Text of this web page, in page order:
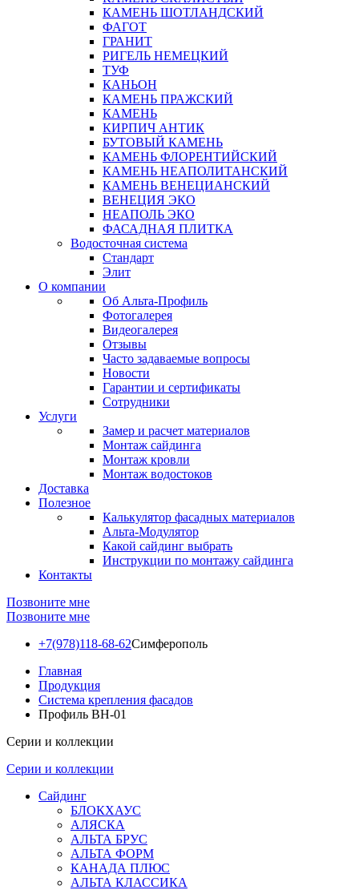
КАМЕНЬ ШОТЛАНДСКИЙ
ФАГОТ
ГРАНИТ
РИГЕЛЬ НЕМЕЦКИЙ
ТУФ
КАНЬОН
КАМЕНЬ ПРАЖСКИЙ
КАМЕНЬ
КИРПИЧ АНТИК
БУТОВЫЙ КАМЕНЬ
КАМЕНЬ ФЛОРЕНТИЙСКИЙ
КАМЕНЬ НЕАПОЛИТАНСКИЙ
КАМЕНЬ ВЕНЕЦИАНСКИЙ
ВЕНЕЦИЯ ЭКО
НЕАПОЛЬ ЭКО
ФАСАДНАЯ ПЛИТКА
Водосточная система
Стандарт
Элит
О компании
Об Альта-Профиль
Фотогалерея
Видеогалерея
Отзывы
Часто задаваемые вопросы
Новости
Гарантии и сертификаты
Сотрудники
Услуги
Замер и расчет материалов
Монтаж сайдинга
Монтаж кровли
Монтаж водостоков
Доставка
Полезное
Калькулятор фасадных материалов
Альта-Модулятор
Какой сайдинг выбрать
Инструкции по монтажу сайдинга
Контакты
Позвоните мне
Позвоните мне
+7(978)118-68-62Симферополь
Главная
Продукция
Система крепления фасадов
Профиль BH-01
Серии и коллекции
Серии и коллекции
Сайдинг
БЛОКХАУС
АЛЯСКА
АЛЬТА БРУС
АЛЬТА ФОРМ
КАНАДА ПЛЮС
АЛЬТА КЛАССИКА